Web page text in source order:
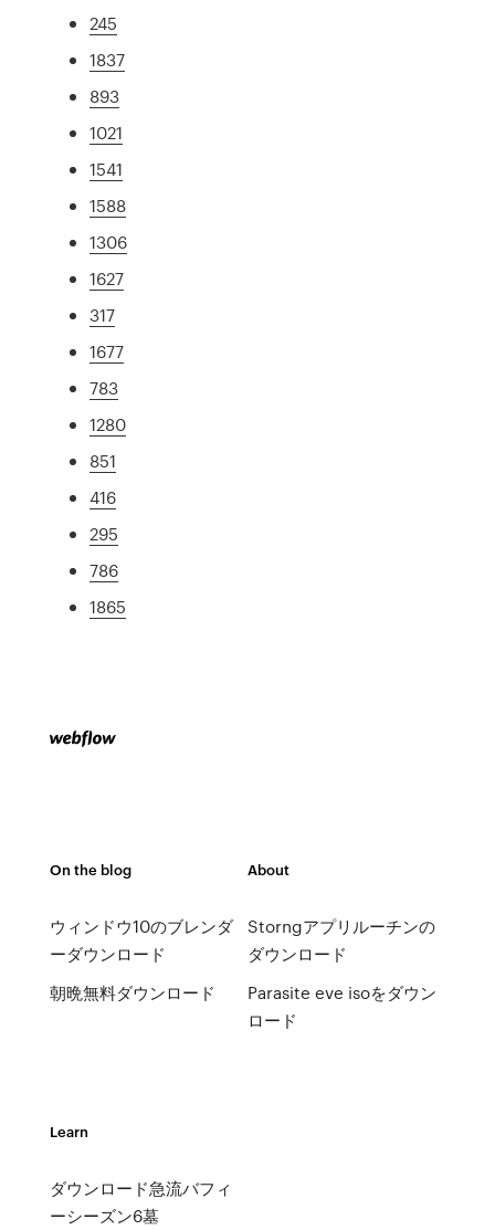
245
1837
893
1021
1541
1588
1306
1627
317
1677
783
1280
851
416
295
786
1865
On the blog
ウィンドウ10のブレンダ
ーダウンロード
朝晩無料ダウンロード
About
Storngアプリルーチンの
ダウンロード
Parasite eve isoをダウン
ロード
Learn
ダウンロード急流バフィ
ーシーズン6墓